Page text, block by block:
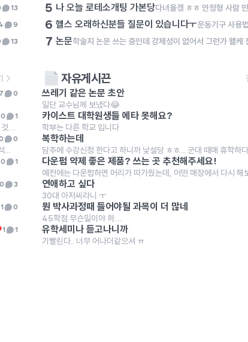
13
n.news.naver.com/article/023/0003990860?sid=100
9
13
5 나 오늘 로테소개팅 가본당
6 헬스 오래하신분들 질문이 있습니다ㅜ
7 논문
7 0
0 1
0
0 1
0 3
1 0
1 1
자유게시끈
쓰레기 같은 논문 초안
일단 교수님께 보냈다😂
카이스트 대학원생들 에타 못해요?
학부는 다른 학교 입니다
복학하는데
다운펌 약제 좋은 제품? 쓰는 곳 추천해주세요!
연애하고 싶다
30대 아저씨라니 ㅜ
뭔 박사과정때 들어야될 과목이 더 많네
45학점 무슨일이야 하....
유학세미나 듣고나니까
기빨린다.. 너무 어나더같으셔 ㅠ